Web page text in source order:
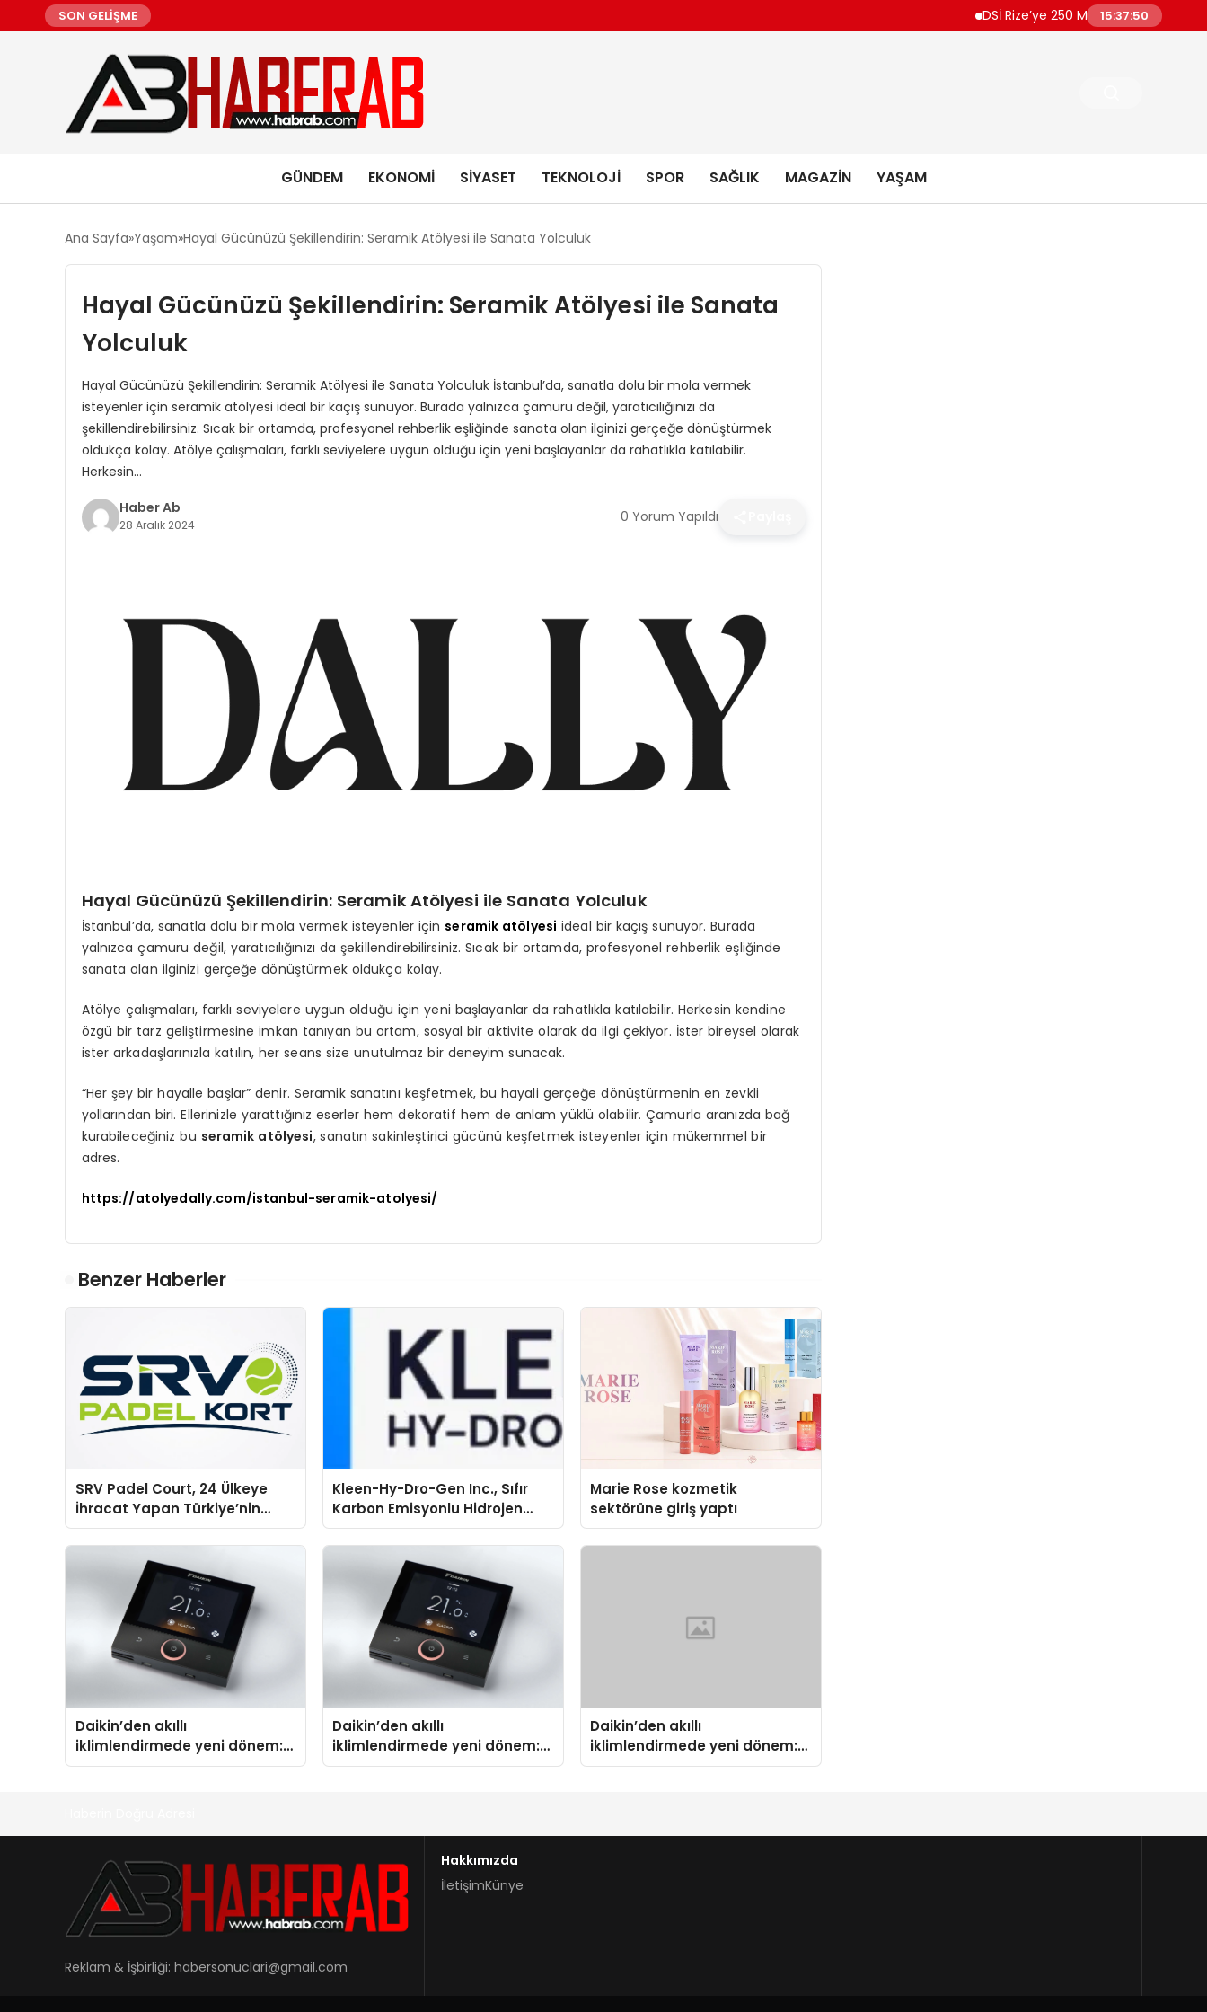
SON GELİŞME DSİ Rize’ye 250 Milyon TL’lik İçme Suyu
15:37:50
GÜNDEM EKONOMI SIYASET TEKNOLOJI SPOR SAĞLIK MAGAZIN YAŞAM
Ana Sayfa Yaşam Hayal Gücünüzü Şekillendirin: Seramik Atölyesi ile Sanata Yolculuk
Hayal Gücünüzü Şekillendirin: Seramik Atölyesi ile Sanata
Yolculuk
Hayal Gücünüzü Şekillendirin: Seramik Atölyesi ile Sanata Yolculuk İstanbul’da, sanatla dolu bir mola vermek
isteyenler için seramik atölyesi ideal bir kaçış sunuyor. Burada yalnızca çamuru değil, yaratıcılığınızı da
şekillendirebilirsiniz. Sıcak bir ortamda, profesyonel rehberlik eşliğinde sanata olan ilginizi gerçeğe dönüştürmek
oldukça kolay. Atölye çalışmaları, farklı seviyelere uygun olduğu için yeni başlayanlar da rahatlıkla katılabilir.
Herkesin…
Haber Ab
28 Aralık 2024 0 Yorum Yapıldı
Hayal Gücünüzü Şekillendirin: Seramik Atölyesi ile Sanata Yolculuk
İstanbul’da, sanatla dolu bir mola vermek isteyenler için seramik atölyesi ideal bir kaçış sunuyor. Burada
yalnızca çamuru değil, yaratıcılığınızı da şekillendirebilirsiniz. Sıcak bir ortamda, profesyonel rehberlik eşliğinde
sanata olan ilginizi gerçeğe dönüştürmek oldukça kolay.
Atölye çalışmaları, farklı seviyelere uygun olduğu için yeni başlayanlar da rahatlıkla katılabilir. Herkesin kendine
özgü bir tarz geliştirmesine imkan tanıyan bu ortam, sosyal bir aktivite olarak da ilgi çekiyor. İster bireysel olarak
ister arkadaşlarınızla katılın, her seans size unutulmaz bir deneyim sunacak.
“Her şey bir hayalle başlar” denir. Seramik sanatını keşfetmek, bu hayali gerçeğe dönüştürmenin en zevkli
yollarından biri. Ellerinizle yarattığınız eserler hem dekoratif hem de anlam yüklü olabilir. Çamurla aranızda bağ
kurabileceğiniz bu seramik atölyesi, sanatın sakinleştirici gücünü keşfetmek isteyenler için mükemmel bir
adres.
https://atolyedally.com/istanbul-seramik-atolyesi/
Benzer Haberler
SRV Padel Court, 24 Ülkeye
İhracat Yapan Türkiye’nin
Padel Kortu Üretim Gücü
Kleen-Hy-Dro-Gen Inc., Sıfır
Karbon Emisyonlu Hidrojen
Isıtma Teknolojisinde ISO ve
TSSA Düzenleyici Onaylarını
Marie Rose kozmetik
sektörüne giriş yaptı
Daikin’den akıllı
iklimlendirmede yeni dönem:
Madoka Plus Türkiye’de
Daikin’den akıllı
iklimlendirmede yeni dönem:
Madoka Plus Türkiye’de
Daikin’den akıllı
iklimlendirmede yeni dönem:
Madoka Plus Türkiye’de
Reklam & İşbirliği: habersonuclari@gmail.com
Hakkımızda
İletişimKünye